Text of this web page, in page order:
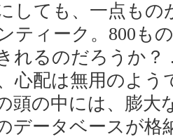
しても、一点もの
ティーク。800も
れるのだろうか
心配は無用のよう
頭の中には、膨大
データベースが格